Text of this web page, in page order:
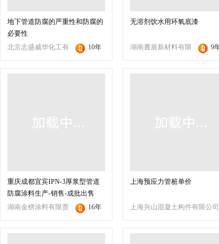
地下管道防腐的严重性和防腐的
必要性
北京志盛威华化工有
限公司
10年
无溶剂饮水用环氧底漆
湖南麓盾新材料有限
公司
9
重庆成都宜宾IPN-3厚浆型管道
防腐涂料生产-销售-成批出售
湖南金榜涂料有限责
任公司
16年
上海预应力管桩单价
上海兴山混凝土构件有限公司